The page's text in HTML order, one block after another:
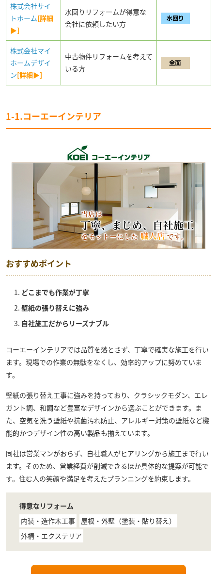
株式会社サイ
トホーム[詳細
▶]
水回りリフォームが得意な
会社に依頼したい方
株式会社マイ
ホームデザイ
ン[詳細▶]
中古物件リフォームを考えて
いる方
1-1.コーエーインテリア
おすすめポイント
どこまでも作業が丁寧
壁紙の張り替えに強み
自社施工だからリーズナブル
コーエーインテリアでは品質を落とさず、丁寧で確実な施工を行い
ます。現場での作業の無駄をなくし、効率的アップに努めていま
す。
壁紙の張り替え工事に強みを持っており、クラシックモダン、エレ
ガント調、和調など豊富なデザインから選ぶことができます。ま
た、空気を洗う壁紙や抗菌汚れ防止、アレルギー対策の壁紙など機
能的かつデザイン性の高い製品も揃えています。
同社は営業マンがおらず、自社職人がヒアリングから施工まで行い
ます。そのため、営業経費が削減できるほか具体的な提案が可能で
す。住む人の笑顔や満足を考えたプランニングを約束します。
得意なリフォーム
内装・造作木工事
屋根・外壁（塗装・貼り替え）
外構・エクステリア